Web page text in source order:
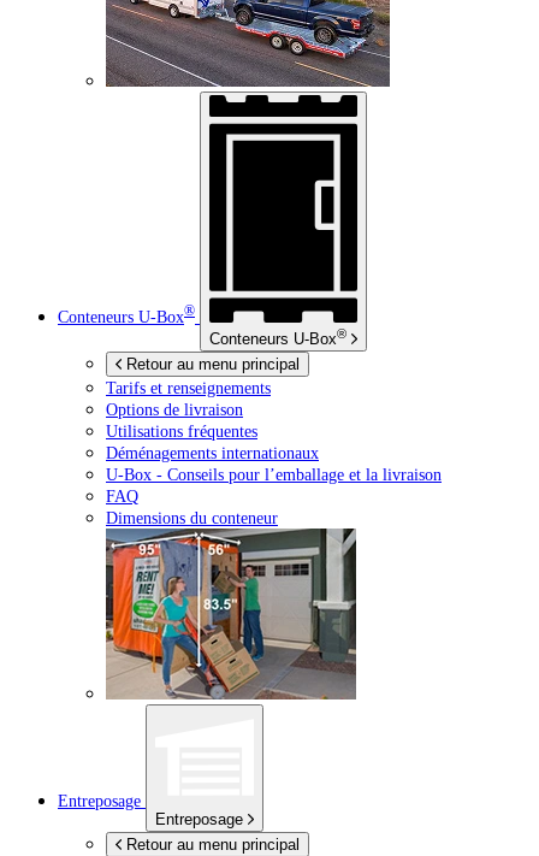
Conteneurs U-Box®
Conteneurs U-Box®
Retour au menu principal
Tarifs et renseignements
Options de livraison
Utilisations fréquentes
Déménagements internationaux
U-Box - Conseils pour l’emballage et la livraison
FAQ
Dimensions du conteneur
Entreposage
Entreposage
Retour au menu principal